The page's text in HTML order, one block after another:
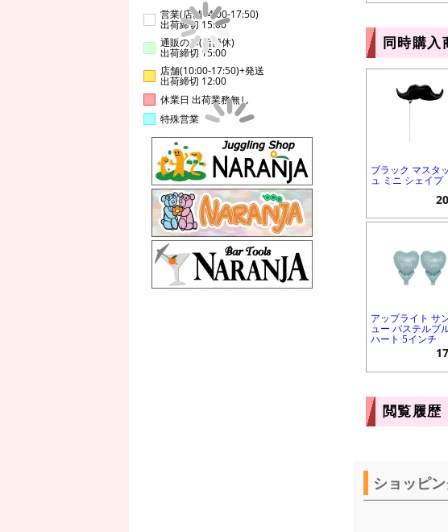
営業(店舗14:00-17:50)
出荷締切 15:00
通販のみ(店舗休)
出荷締切 15:00
店舗(10:00-17:50)+発送
出荷締切 12:00
休業日 出荷業務無し
特殊営業
同時購入
ブラック マスタ
ュ ミニ シェイプ
アップライト サ
ュー パステルブ
ハート 5インチ
閲覧履歴
ショッピ